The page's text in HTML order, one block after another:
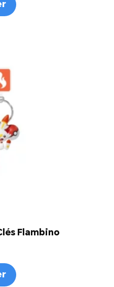
Flambino